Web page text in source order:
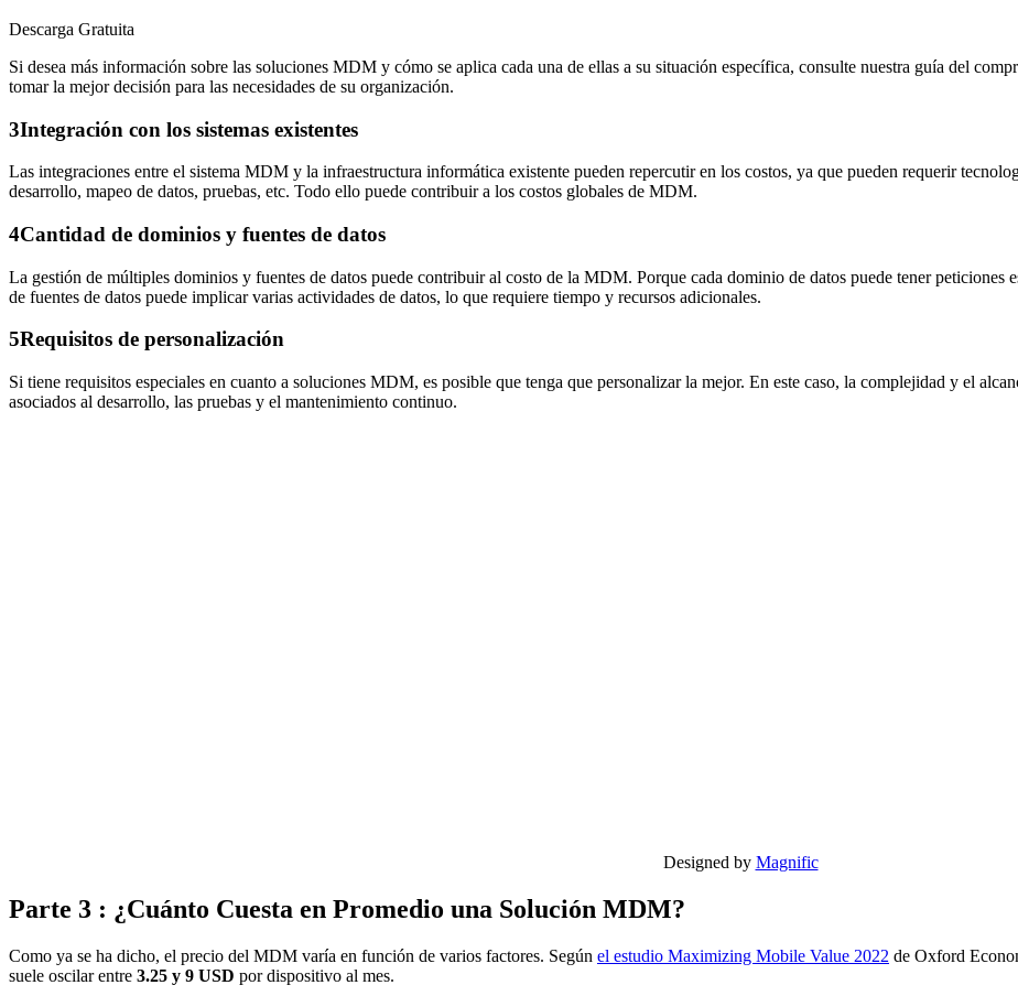
Descarga Gratuita
Si desea más información sobre las soluciones MDM y cómo se aplica cada una de ellas a su situación específica, consulte nuestra guía del
tomar la mejor decisión para las necesidades de su organización.
3Integración con los sistemas existentes
Las integraciones entre el sistema MDM y la infraestructura informática existente pueden repercutir en los costos, ya que pueden requerir
desarrollo, mapeo de datos, pruebas, etc. Todo ello puede contribuir a los costos globales de MDM.
4Cantidad de dominios y fuentes de datos
La gestión de múltiples dominios y fuentes de datos puede contribuir al costo de la MDM. Porque cada dominio de datos puede tener peticiones
de fuentes de datos puede implicar varias actividades de datos, lo que requiere tiempo y recursos adicionales.
5Requisitos de personalización
Si tiene requisitos especiales en cuanto a soluciones MDM, es posible que tenga que personalizar la mejor. En este caso, la complejidad y el
asociados al desarrollo, las pruebas y el mantenimiento continuo.
Designed by Magnific
Parte 3 : ¿Cuánto Cuesta en Promedio una Solución MDM?
Como ya se ha dicho, el precio del MDM varía en función de varios factores. Según el estudio Maximizing Mobile Value 2022 de Oxford
suele oscilar entre 3.25 y 9 USD por dispositivo al mes.